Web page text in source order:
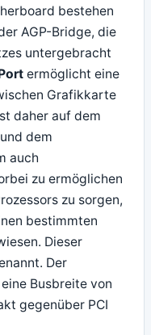
bestehen
AGP-Bridge, die
untergebracht
ermöglicht eine
Grafikkarte
daher auf dem
dem
auch
zu ermöglichen
zu sorgen,
bestimmten
Dieser
Der
Busbreite von
gegenüber PCI